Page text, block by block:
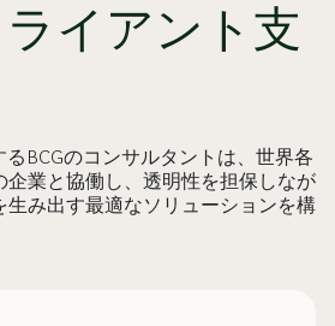
ライアント支
BCGのコンサルタントは、世界各
企業と協働し、透明性を担保しなが
生み出す最適なソリューションを構